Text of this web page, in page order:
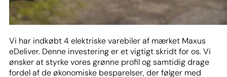
Vi har indkøbt 4 elektriske varebiler af mærket Maxus
eDeliver. Denne investering er et vigtigt skridt for os. Vi
ønsker at styrke vores grønne profil og samtidig drage
fordel af de økonomiske besparelser, der følger med